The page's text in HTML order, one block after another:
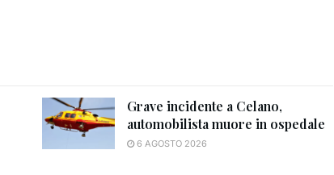
Grave incidente a Celano,
automobilista muore in ospedale
6 AGOSTO 2026